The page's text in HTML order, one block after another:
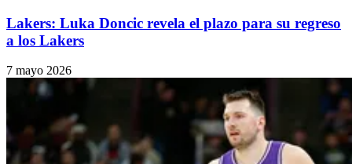
Lakers: Luka Doncic revela el plazo para su regreso
a los Lakers
7 mayo 2026